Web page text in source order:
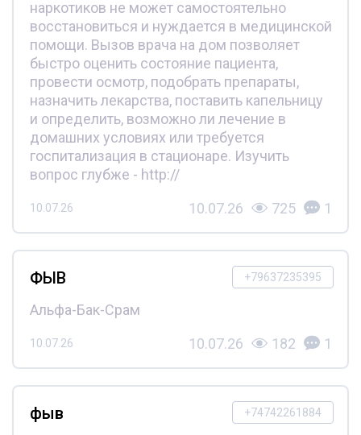
наркотиков не может самостоятельно
восстановиться и нуждается в медицинской
помощи. Вызов врача на дом позволяет
быстро оценить состояние пациента,
провести осмотр, подобрать препараты,
назначить лекарства, поставить капельницу
и определить, возможно ли лечение в
домашних условиях или требуется
госпитализация в стационаре. Изучить
вопрос глубже - http://
10.07.26 10.07.26 725 1
+79637235395
ФЫВ
Альфа-Бак-Срам
10.07.26 10.07.26 182 1
+74742261884
фыв